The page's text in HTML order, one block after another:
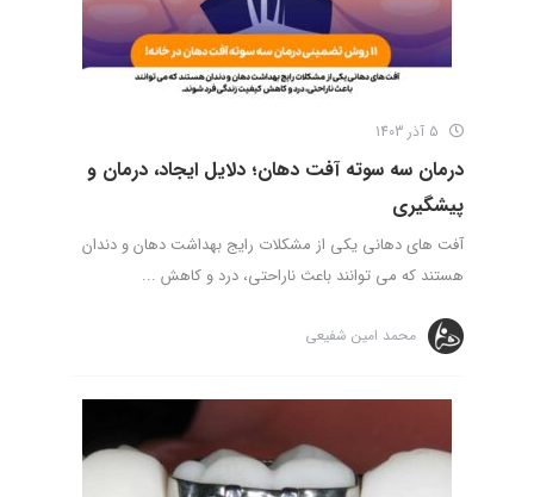
درمان سه سوته آفت دهان؛ دلایل ایجاد، درمان و
پیشگیری
آفت های دهانی یکی از مشکلات رایج بهداشت دهان و دندان
هستند که می توانند باعث ناراحتی، درد و کاهش ...
محمد امین شفیعی